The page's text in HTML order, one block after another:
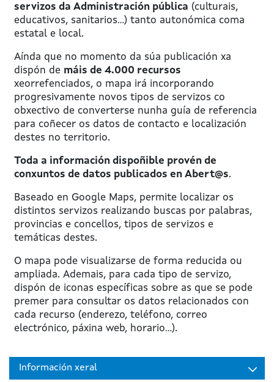
servizos da Administración pública (culturais,
educativos, sanitarios...) tanto autonómica coma
estatal e local.
Aínda que no momento da súa publicación xa
dispón de máis de 4.000 recursos
xeorrefenciados, o mapa irá incorporando
progresivamente novos tipos de servizos co
obxectivo de converterse nunha guía de referencia
para coñecer os datos de contacto e localización
destes no territorio.
Toda a información dispoñible provén de
conxuntos de datos publicados en Abert@s.
Baseado en Google Maps, permite localizar os
distintos servizos realizando buscas por palabras,
provincias e concellos, tipos de servizos e
temáticas destes.
O mapa pode visualizarse de forma reducida ou
ampliada. Ademais, para cada tipo de servizo,
dispón de iconas específicas sobre as que se pode
premer para consultar os datos relacionados con
cada recurso (enderezo, teléfono, correo
electrónico, páxina web, horario...).
Información xeral